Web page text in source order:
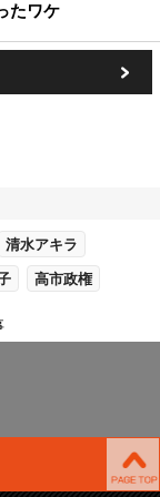
たワケ
清水アキラ
高市政権